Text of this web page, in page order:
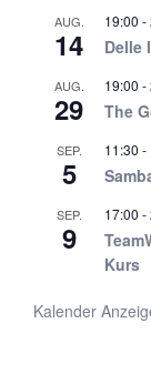
AUG.
14
19:00 -
Delle
AUG.
29
19:00 -
The
SEP.
5
11:30 -
SEP.
9
17:00 -
Kurs
Kalender